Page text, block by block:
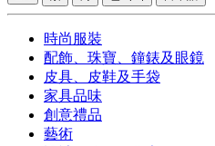
時尚服裝
配飾、珠寶、鐘錶及眼鏡
皮具、皮鞋及手袋
家具品味
創意禮品
藝術